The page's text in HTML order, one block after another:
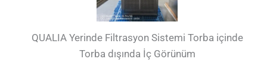
QUALIA Yerinde Filtrasyon Sistemi Torba içinde
Torba dışında İç Görünüm